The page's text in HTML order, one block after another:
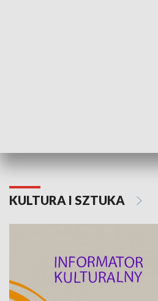
KULTURA I SZTUKA